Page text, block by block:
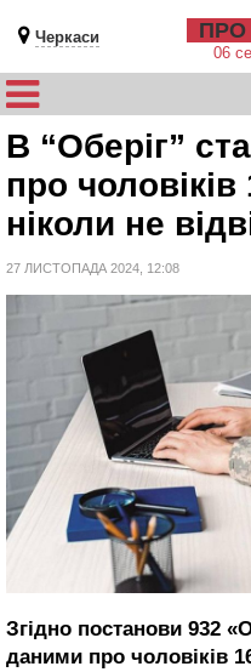
Черкаси ПРО
06
В “Оберіг”
про чоловіків
ніколи не
27 ЛИСТОПАДА 2024, 12:08
Згідно постанови 932
даними про чоловіків